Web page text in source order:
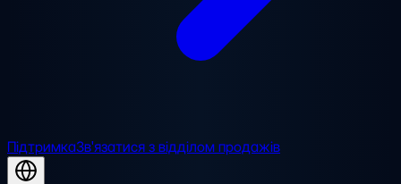
ПідтримкаЗв'язатися з відділом продажів